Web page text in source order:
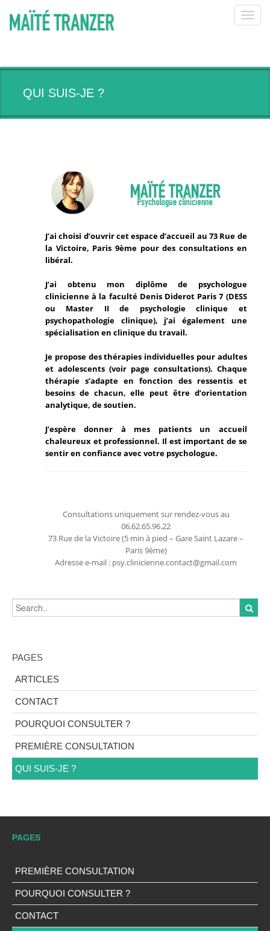
QUI SUIS-JE ?
J’ai choisi d’ouvrir cet espace d’accueil au 73 Rue de
la Victoire, Paris 9ème pour des consultations en
libéral.
J’ai obtenu mon diplôme de psychologue
clinicienne à la faculté Denis Diderot Paris 7 (DESS
ou Master II de psychologie clinique et
psychopathologie clinique), j’ai également une
spécialisation en clinique du travail.
Je propose des thérapies individuelles pour adultes
et adolescents (voir page consultations). Chaque
thérapie s’adapte en fonction des ressentis et
besoins de chacun, elle peut être d’orientation
analytique, de soutien.
J’espère donner à mes patients un accueil
chaleureux et professionnel. Il est important de se
sentir en confiance avec votre psychologue.
Consultations uniquement sur rendez-vous au
06.62.65.96.22
73 Rue de la Victoire (5 min à pied – Gare Saint Lazare –
Paris 9ème)
Adresse e-mail : psy.clinicienne.contact@gmail.com
PAGES
ARTICLES
CONTACT
POURQUOI CONSULTER ?
PREMIÈRE CONSULTATION
QUI SUIS-JE ?
PAGES
PREMIÈRE CONSULTATION
POURQUOI CONSULTER ?
CONTACT